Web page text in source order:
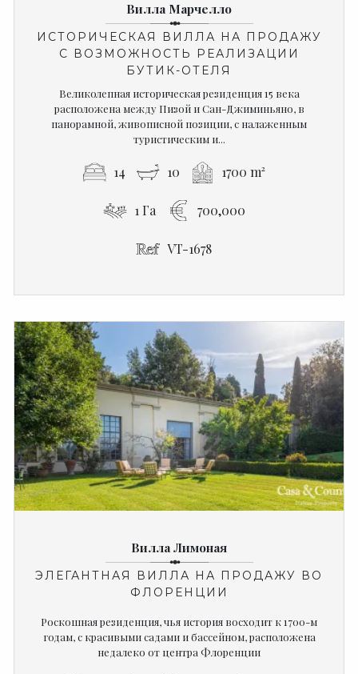
Вилла Марчелло
ИСТОРИЧЕСКАЯ ВИЛЛА НА ПРОДАЖУ
С ВОЗМОЖНОСТЬ РЕАЛИЗАЦИИ
БУТИК-ОТЕЛЯ
Великолепная историческая резиденция 15 века
расположена между Пизой и Сан-Джиминьяно, в
панорамной, живописной позиции, с налаженным
туристическим и...
14 10 1700 m²
1 Га 700,000
VT-1678
Вилла Лимоная
ЭЛЕГАНТНАЯ ВИЛЛА НА ПРОДАЖУ ВО
ФЛОРЕНЦИИ
Роскошная резиденция, чья история восходит к 1700-м
годам, с красивыми садами и бассейном, расположена
недалеко от центра Флоренции